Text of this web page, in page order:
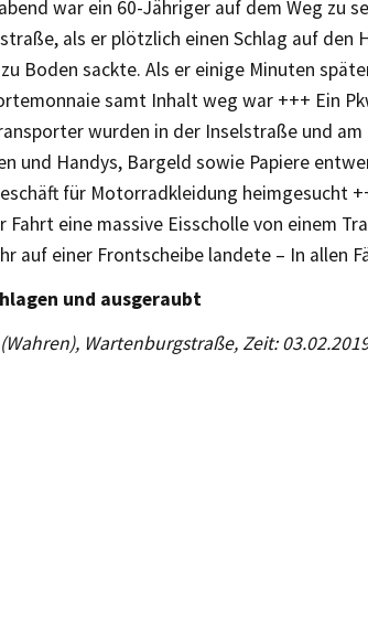
war ein 60-Jähriger auf dem Weg zu
als er plötzlich einen Schlag auf den
Boden sackte. Als er einige Minuten
samt Inhalt weg war +++ Ein
wurden in der Inselstraße und
und Handys, Bargeld sowie Papiere
für Motorradkleidung heimgesucht
Fahrt eine massive Eisscholle von einem
auf einer Frontscheibe landete – In allen
und ausgeraubt
Wartenburgstraße, Zeit: